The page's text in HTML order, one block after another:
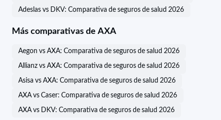
Adeslas vs DKV: Comparativa de seguros de salud 2026
Más comparativas de AXA
Aegon vs AXA: Comparativa de seguros de salud 2026
Allianz vs AXA: Comparativa de seguros de salud 2026
Asisa vs AXA: Comparativa de seguros de salud 2026
AXA vs Caser: Comparativa de seguros de salud 2026
AXA vs DKV: Comparativa de seguros de salud 2026